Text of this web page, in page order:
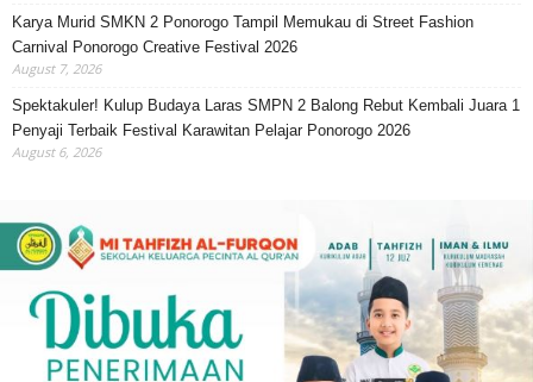
Karya Murid SMKN 2 Ponorogo Tampil Memukau di Street Fashion
Carnival Ponorogo Creative Festival 2026
August 7, 2026
Spektakuler! Kulup Budaya Laras SMPN 2 Balong Rebut Kembali Juara 1
Penyaji Terbaik Festival Karawitan Pelajar Ponorogo 2026
August 6, 2026